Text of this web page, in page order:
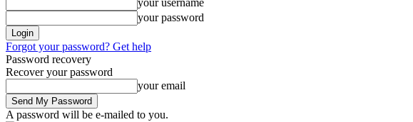
your username
your password
Forgot your password? Get help
Password recovery
Recover your password
your email
A password will be e-mailed to you.